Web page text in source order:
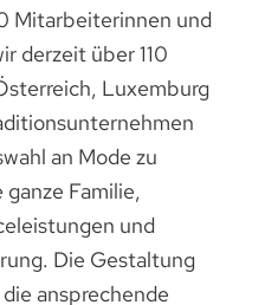
Mitarbeiterinnen und
derzeit über 110
Luxemburg
an Mode zu
Familie,
und
Die Gestaltung
ansprechende